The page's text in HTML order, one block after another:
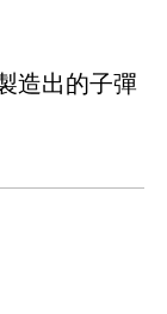
造出的子彈